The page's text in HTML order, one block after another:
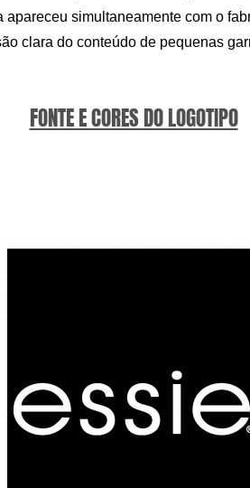
simultaneamente com o
clara do conteúdo de pequenas
FONTE E CORES DO LOGOTIPO